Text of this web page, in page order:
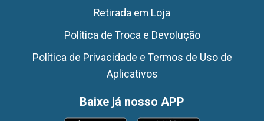
Retirada em Loja
Política de Troca e Devolução
Política de Privacidade e Termos de Uso de
Aplicativos
Baixe já nosso APP